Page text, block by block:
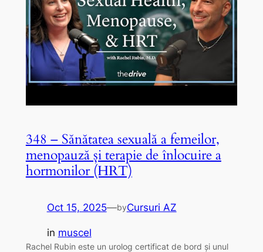
348 – Sănătatea sexuală a femeilor,
menopauză și terapie de înlocuire a
hormonilor (HRT)
Oct 15, 2025—byCursuri AZ
in muscel
Rachel Rubin este un urolog certificat de bord și unul